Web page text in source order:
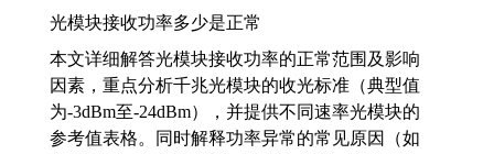
光模块接收功率多少是正常
本文详细解答光模块接收功率的正常范围及影响
因素，重点分析千兆光模块的收光标准（典型值
为-3dBm至-24dBm），并提供不同速率光模块的
参考值表格。同时解释功率异常的常见原因（如